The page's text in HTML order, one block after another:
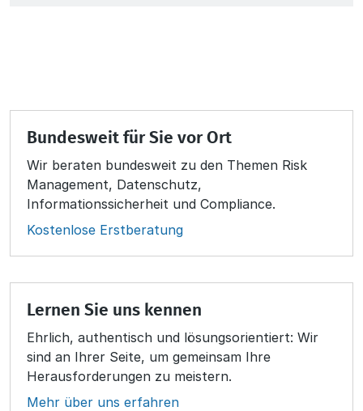
Bundesweit für Sie vor Ort
Wir beraten bundesweit zu den Themen Risk
Management, Datenschutz,
Informationssicherheit und Compliance.
Kostenlose Erstberatung
Lernen Sie uns kennen
Ehrlich, authentisch und lösungsorientiert: Wir
sind an Ihrer Seite, um gemeinsam Ihre
Herausforderungen zu meistern.
Mehr über uns erfahren